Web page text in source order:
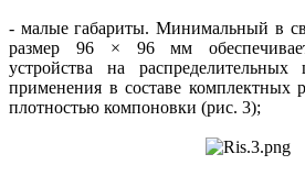
- малые габариты. Минимальный в
размер 96 × 96 мм обеспечивает
устройства на
применения в составе
плотностью компоновки (рис. 3);